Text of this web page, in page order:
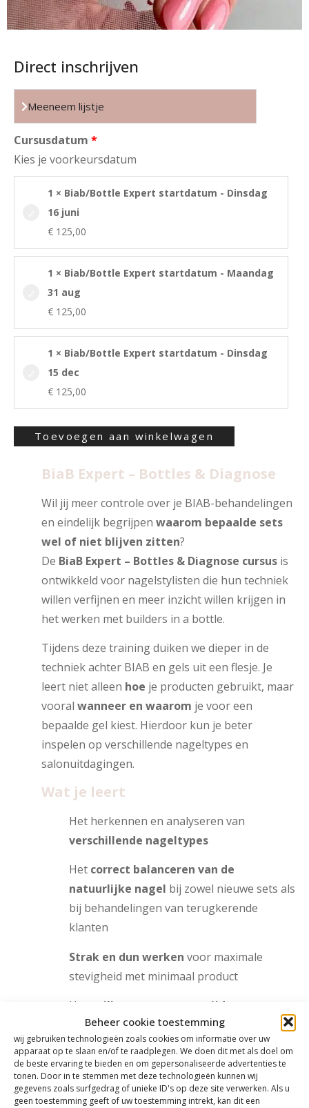
Beheer cookie toestemming
wij gebruiken technologieën zoals cookies om informatie over uw
apparaat op te slaan en/of te raadplegen. We doen dit met als doel om
de beste ervaring te bieden en om gepersonaliseerde advertenties te
tonen. Door in te stemmen met deze technologieën kunnen wij
gegevens zoals surfgedrag of unieke ID's op deze site verwerken. Als u
geen toestemming geeft of uw toestemming intrekt, kan dit een
Direct inschrijven
Meeneem lijstje
Cursusdatum
Kies je voorkeursdatum
1 × Biab/Bottle Expert startdatum - Dinsdag
16 juni
€ 125,00
1 × Biab/Bottle Expert startdatum - Maandag
31 aug
€ 125,00
1 × Biab/Bottle Expert startdatum - Dinsdag
15 dec
€ 125,00
Toevoegen aan winkelwagen
BiaB Expert – Bottles & Diagnose
Wil jij meer controle over je BIAB-behandelingen
en eindelijk begrijpen waarom bepaalde sets
wel of niet blijven zitten?
De BiaB Expert – Bottles & Diagnose cursus is
ontwikkeld voor nagelstylisten die hun techniek
willen verfijnen en meer inzicht willen krijgen in
het werken met builders in a bottle.
Tijdens deze training duiken we dieper in de
techniek achter BIAB en gels uit een flesje. Je
leert niet alleen hoe je producten gebruikt, maar
vooral wanneer en waarom je voor een
bepaalde gel kiest. Hierdoor kun je beter
inspelen op verschillende nageltypes en
salonuitdagingen.
Wat je leert
Het herkennen en analyseren van
verschillende nageltypes
Het correct balanceren van de
natuurlijke nagel bij zowel nieuwe sets als
bij behandelingen van terugkerende
klanten
Strak en dun werken voor maximale
stevigheid met minimaal product
Het
veilig en correct verwijderen van
BIAB en gelproductenzonder de
natuurlijke nagel te beschadigen
Hetdiagnosticeren en oplossen van
veelvoorkomende problemen, zoals